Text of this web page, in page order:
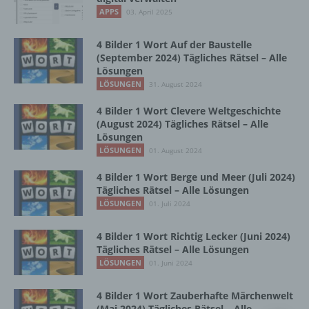
APPS 03. April 2025
4 Bilder 1 Wort Auf der Baustelle
(September 2024) Tägliches Rätsel – Alle
Lösungen
LÖSUNGEN 31. August 2024
4 Bilder 1 Wort Clevere Weltgeschichte
(August 2024) Tägliches Rätsel – Alle
Lösungen
LÖSUNGEN 01. August 2024
4 Bilder 1 Wort Berge und Meer (Juli 2024)
Tägliches Rätsel – Alle Lösungen
LÖSUNGEN 01. Juli 2024
4 Bilder 1 Wort Richtig Lecker (Juni 2024)
Tägliches Rätsel – Alle Lösungen
LÖSUNGEN 01. Juni 2024
4 Bilder 1 Wort Zauberhafte Märchenwelt
Zusammenhang mit personenbezogenen
Organisation, das Ordnen, die Speicherung,
die Anpassung oder Veränderung, das
Auslesen, das Abfragen, die Verwendung,
die Offenlegung durch Übermittlung,
Bereitstellung, den Abgleich oder die
Verknüpfung, die Einschränkung, das
Löschen oder die Vernichtung.
d) Einschränkung der Verarbeitung
Einschränkung der Verarbeitung ist die
Markierung gespeicherter
personenbezogener Daten mit dem Ziel, ihre
künftige Verarbeitung einzuschränken.
e) Profiling